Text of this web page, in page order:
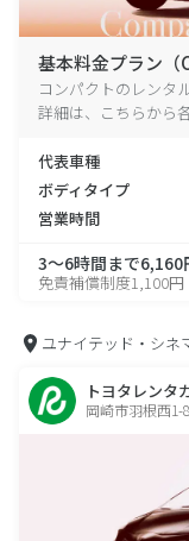
基本料金プラン（
コンパクトのレンタ
詳細は、こちらから
代表車種
ボディタイプ
営業時間
3～6時間まで6,160
免責補償制度1,100円
ユナイテッド・シ
トヨタレンタ
岡崎市羽根西1-